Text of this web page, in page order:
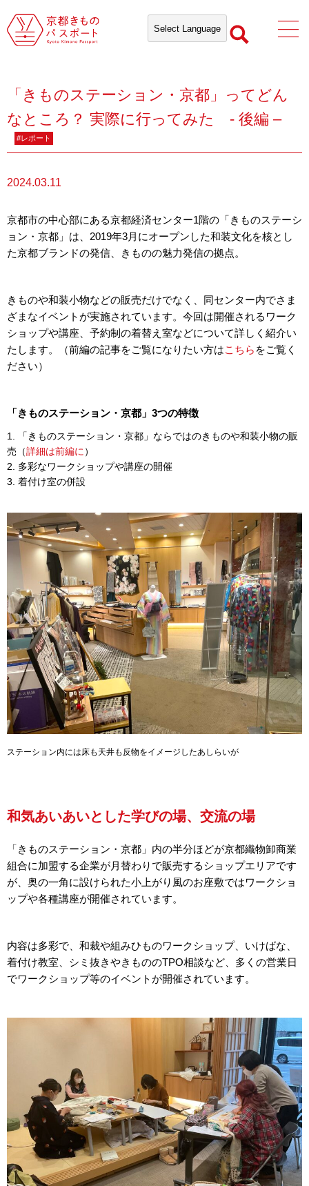
「きものステーション・京都」ってどん
なところ？ 実際に行ってみた - 後編 –
#レポート
2024.03.11
京都市の中心部にある京都経済センター1階の「きものステーシ
ョン・京都」は、2019年3月にオープンした和装文化を核とし
た京都ブランドの発信、きものの魅力発信の拠点。
きものや和装小物などの販売だけでなく、同センター内でさま
ざまなイベントが実施されています。今回は開催されるワーク
ショップや講座、予約制の着替え室などについて詳しく紹介い
たします。（前編の記事をご覧になりたい方はこちら をご覧く
ださい）
「きものステーション・京都」3つの特徴
「きものステーション・京都」ならではのきものや和装小物の販
売（詳細は前編に ）
多彩なワークショップや講座の開催
着付け室の併設
ステーション内には床も天井も反物をイメージしたあしらいが
和気あいあいとした学びの場、交流の場
「きものステーション・京都」内の半分ほどが京都織物卸商業
組合に加盟する企業が月替わりで販売するショップエリアです
が、奥の一角に設けられた小上がり風のお座敷ではワークショ
ップや各種講座が開催されています。
内容は多彩で、和裁や組みひものワークショップ、いけばな、
着付け教室、シミ抜きやきもののTPO相談など、多くの営業日
でワークショップ等のイベントが開催されています。